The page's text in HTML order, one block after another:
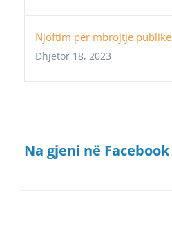
Njoftim për mbrojtje publike
Dhjetor 18, 2023
Na gjeni në Facebook